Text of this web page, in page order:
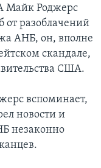
Майк Роджерс
от разоблачений
АНБ, он, вполне
скандале,
США.
вспоминает,
новости и
незаконно